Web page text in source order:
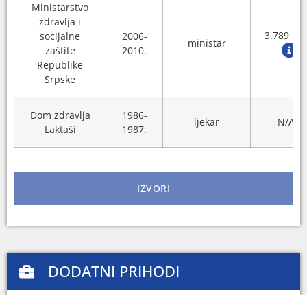
Ministarstvo
zdravlja i
socijalne
zaštite
Republike
Srpske
2006-
2010.
ministar
3.789 KM
Dom zdravlja
Laktaši
1986-
1987.
ljekar N/A
IZVORI
DODATNI PRIHODI